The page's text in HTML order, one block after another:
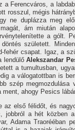
Ferencváros, a
rosszul, mégis
ne duplázza meg
ám miután
a gólt.
született.
csapat. Igaz, a
lendülőAlekszandar
a tumultusban,
a válogatottban is
szép
ahogy Pesics
az első félidőt, és
a hét közben
Adama Traorééban